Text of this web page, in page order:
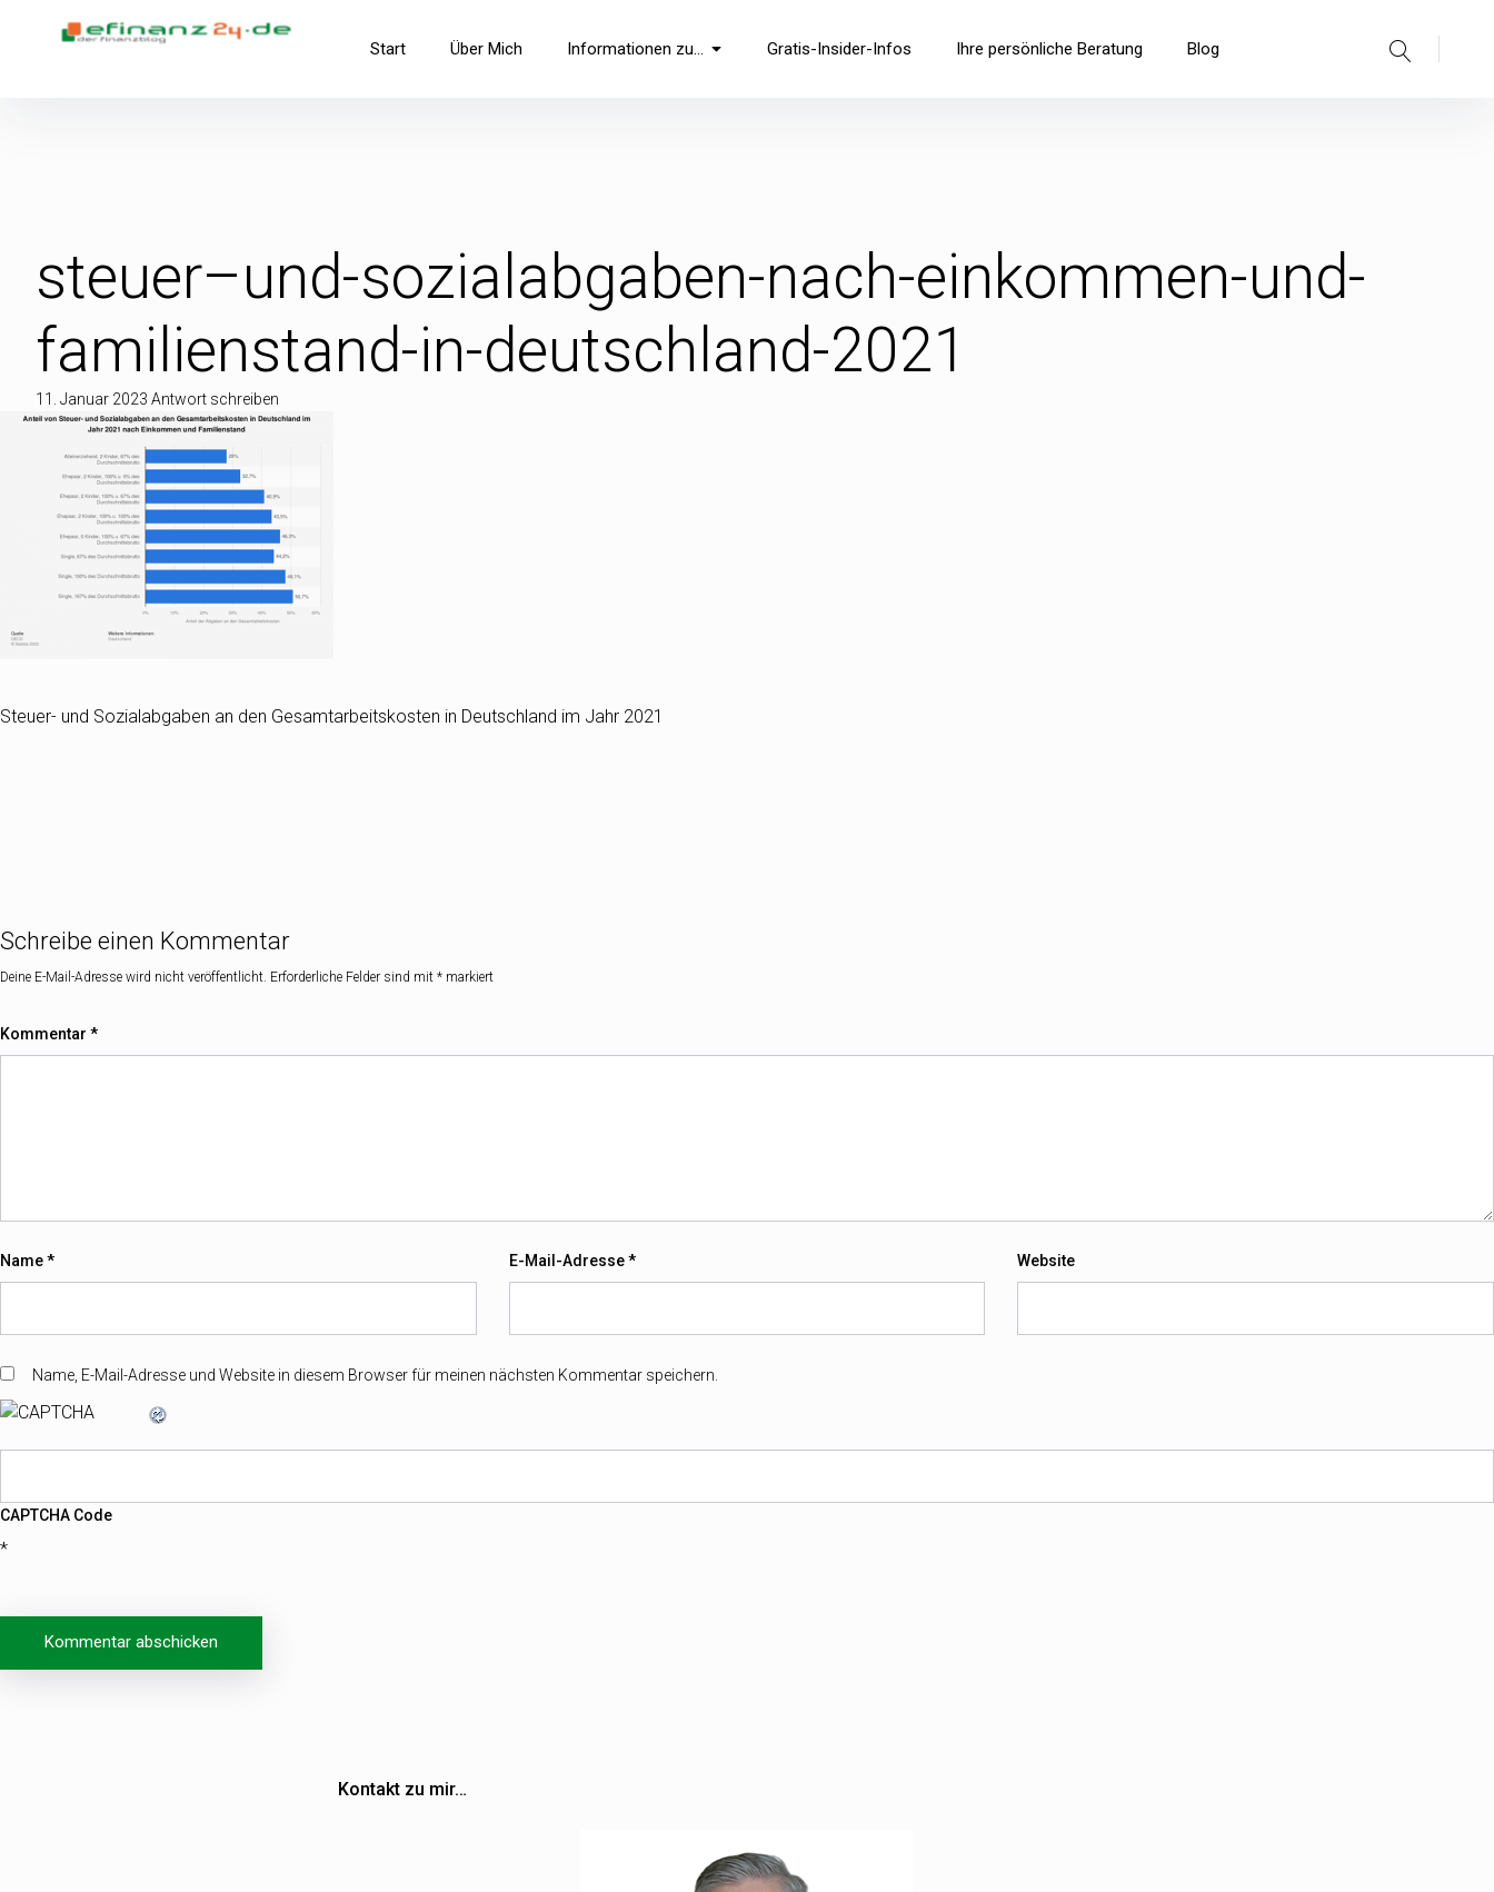
überspringenefinanz24.de
der FinanzBlog Start Über Mich Informationen zu… Gratis-Insider-Infos Ihre persönliche Beratung Blog
Suche
steuer–und-sozialabgaben-nach-einkommen-und-
familienstand-in-deutschland-2021
11. Januar 2023 Antwort schreiben
Steuer- und Sozialabgaben an den Gesamtarbeitskosten in Deutschland im Jahr 2021
Schreibe einen Kommentar
Deine E-Mail-Adresse wird nicht veröffentlicht. Erforderliche Felder sind mit * markiert
Kommentar *
Name* E-Mail-Adresse* Website
Name, E-Mail-Adresse und Website in diesem Browser für meinen nächsten Kommentar speichern.
CAPTCHA Code
*
Beitragsnavigation
Kontakt zu mir…